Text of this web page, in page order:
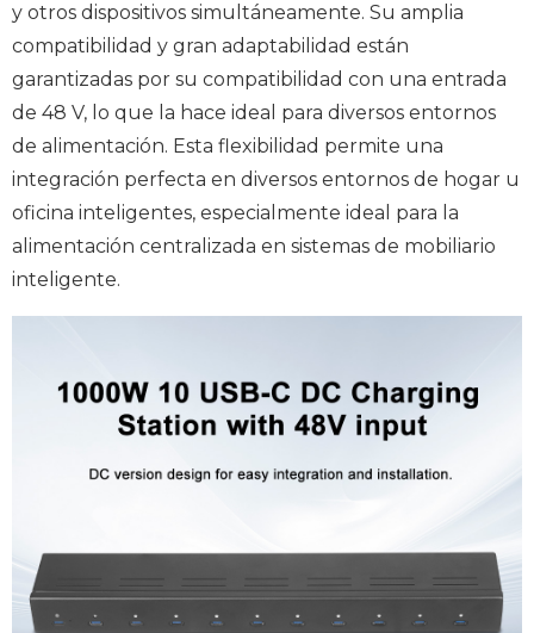
y otros dispositivos simultáneamente. Su amplia
compatibilidad y gran adaptabilidad están
garantizadas por su compatibilidad con una entrada
de 48 V, lo que la hace ideal para diversos entornos
de alimentación. Esta flexibilidad permite una
integración perfecta en diversos entornos de hogar u
oficina inteligentes, especialmente ideal para la
alimentación centralizada en sistemas de mobiliario
inteligente.